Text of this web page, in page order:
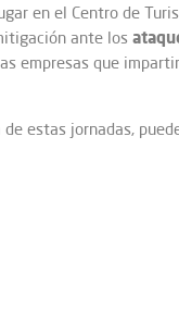
en el Centro de
ante los
empresas que
estas jornadas,